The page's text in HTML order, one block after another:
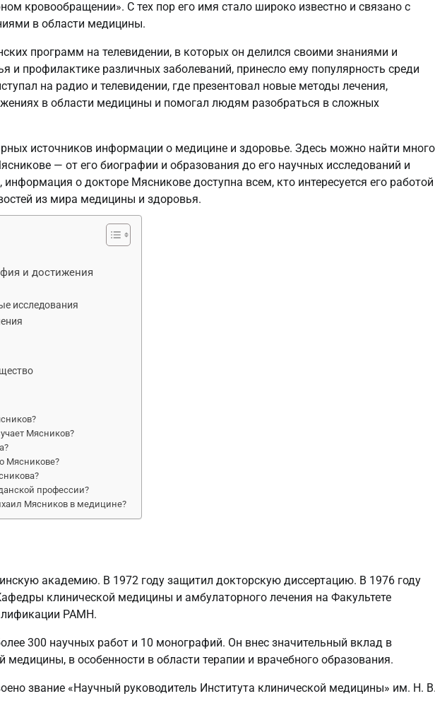
кровообращении». С тех пор его имя стало широко известно и связано с
в области медицины.
программ на телевидении, в которых он делился своими знаниями и
и профилактике различных заболеваний, принесло ему популярность среди
на радио и телевидении, где презентовал новые методы лечения,
в области медицины и помогал людям разобраться в сложных
источников информации о медицине и здоровье. Здесь можно найти много
— от его биографии и образования до его научных исследований и
о докторе Мясникове доступна всем, кто интересуется его работой
из мира медицины и здоровья.
и достижения
исследования
Мясников?
Мясникове?
профессии?
Мясников в медицине?
академию. В 1972 году защитил докторскую диссертацию. В 1976 году
клинической медицины и амбулаторного лечения на Факультете
РАМН.
300 научных работ и 10 монографий. Он внес значительный вклад в
медицины, в особенности в области терапии и врачебного образования.
звание «Научный руководитель Института клинической медицины» им. Н.